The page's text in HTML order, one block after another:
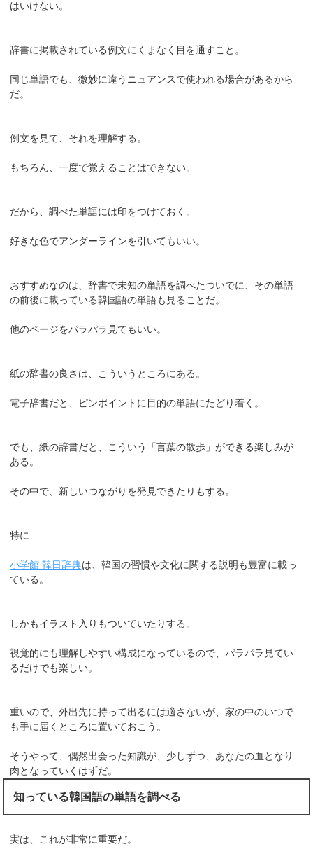
はいけない。
辞書に掲載されている例文にくまなく目を通すこと。
同じ単語でも、微妙に違うニュアンスで使われる場合があるから
だ。
例文を見て、それを理解する。
もちろん、一度で覚えることはできない。
だから、調べた単語には印をつけておく。
好きな色でアンダーラインを引いてもいい。
おすすめなのは、辞書で未知の単語を調べたついでに、その単語
の前後に載っている韓国語の単語も見ることだ。
他のページをパラパラ見てもいい。
紙の辞書の良さは、こういうところにある。
電子辞書だと、ピンポイントに目的の単語にたどり着く。
でも、紙の辞書だと、こういう「言葉の散歩」ができる楽しみが
ある。
その中で、新しいつながりを発見できたりもする。
特に
小学館 韓日辞典は、韓国の習慣や文化に関する説明も豊富に載っ
ている。
しかもイラスト入りもついていたりする。
視覚的にも理解しやすい構成になっているので、パラパラ見てい
るだけでも楽しい。
重いので、外出先に持って出るには適さないが、家の中のいつで
も手に届くところに置いておこう。
そうやって、偶然出会った知識が、少しずつ、あなたの血となり
肉となっていくはずだ。
知っている韓国語の単語を調べる
実は、これが非常に重要だ。